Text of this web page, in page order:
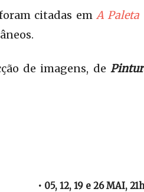
citadas emA Paleta
de imagens, de
• 05, 12, 19 e 26 MAI,